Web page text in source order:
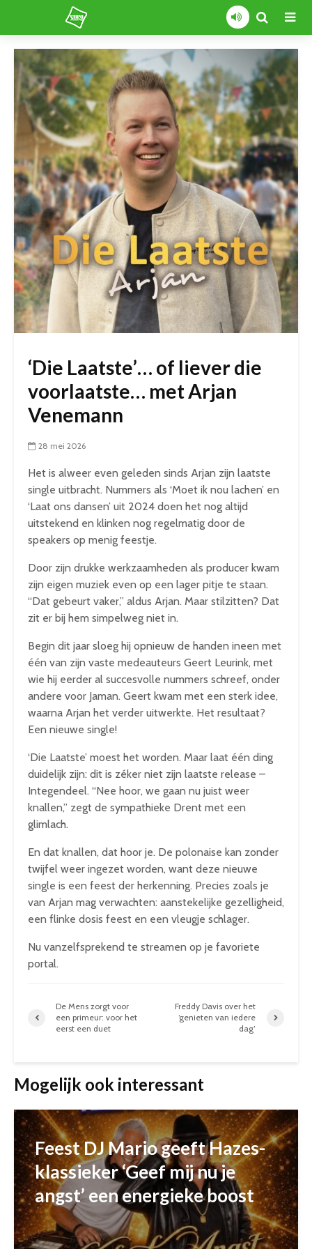
‘Die Laatste’… of liever die
voorlaatste… met Arjan
Venemann
28 mei 2026
Het is alweer even geleden sinds Arjan zijn laatste
single uitbracht. Nummers als ‘Moet ik nou lachen’ en
‘Laat ons dansen’ uit 2024 doen het nog altijd
uitstekend en klinken nog regelmatig door de
speakers op menig feestje.
Door zijn drukke werkzaamheden als producer kwam
zijn eigen muziek even op een lager pitje te staan.
“Dat gebeurt vaker,” aldus Arjan. Maar stilzitten? Dat
zit er bij hem simpelweg niet in.
Begin dit jaar sloeg hij opnieuw de handen ineen met
één van zijn vaste medeauteurs Geert Leurink, met
wie hij eerder al succesvolle nummers schreef, onder
andere voor Jaman. Geert kwam met een sterk idee,
waarna Arjan het verder uitwerkte. Het resultaat?
Een nieuwe single!
‘Die Laatste’ moest het worden. Maar laat één ding
duidelijk zijn: dit is zéker niet zijn laatste release –
Integendeel. “Nee hoor, we gaan nu juist weer
knallen,” zegt de sympathieke Drent met een
glimlach.
En dat knallen, dat hoor je. De polonaise kan zonder
twijfel weer ingezet worden, want deze nieuwe
single is een feest der herkenning. Precies zoals je
van Arjan mag verwachten: aanstekelijke gezelligheid,
een flinke dosis feest en een vleugje schlager.
Nu vanzelfsprekend te streamen op je favoriete
portal.
De Mens zorgt voor
een primeur: voor het
eerst een duet
Freddy Davis over het
‘genieten van iedere
dag’
Mogelijk ook interessant
Feest DJ Mario geeft Hazes-
klassieker ‘Geef mij nu je
angst’ een energieke boost